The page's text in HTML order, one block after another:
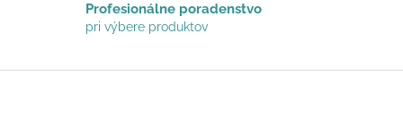
Profesionálne poradenstvo
pri výbere produktov